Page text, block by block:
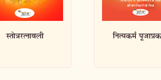
नित्यकर्म पूजाप्रकाश